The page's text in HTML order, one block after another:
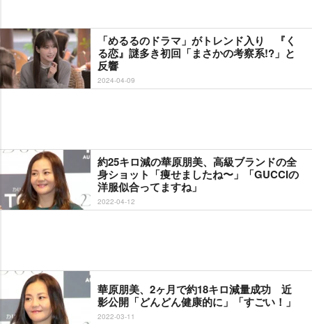
「めるるのドラマ」がトレンド入り 『く
る恋』謎多き初回「まさかの考察系!?」と
反響
2024-04-09
約25キロ減の華原朋美、高級ブランドの全
身ショット「痩せましたね〜」「GUCCIの
洋服似合ってますね」
2022-04-12
華原朋美、2ヶ月で約18キロ減量成功 近
影公開「どんどん健康的に」「すごい！」
2022-03-11